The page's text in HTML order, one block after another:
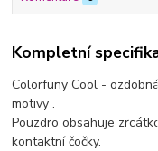
Kompletní
Colorfuny Cool -
motivy .
Pouzdro obsahuje
kontaktní čočky.